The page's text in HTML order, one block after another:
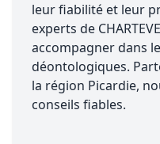
leur fiabilité et leur
experts de
accompagner dans
déontologiques.
la région Picardie,
conseils fiables.